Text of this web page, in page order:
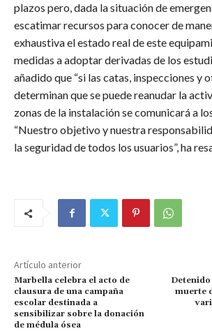
plazos pero, dada la situación de
escatimar recursos para conocer de
exhaustiva el estado real de este
medidas a adoptar derivadas de los
añadido que “si las catas, inspecciones y
determinan que se puede reanudar la
zonas de la instalación se comunicará a
“Nuestro objetivo y nuestra
la seguridad de todos los usuarios”, ha
Artículo anterior
Marbella celebra el acto de
clausura de una campaña
escolar destinada a
sensibilizar sobre la donación
de médula ósea
muerte